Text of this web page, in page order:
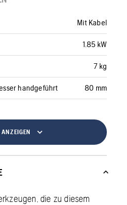
Mit Kabel
1.85 kW
7 kg
handgeführt 80 mm
die zu diesem